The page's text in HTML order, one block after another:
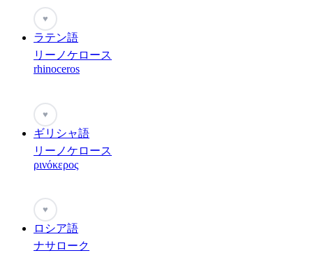
♥
ラテン語
リーノケロース
rhinoceros
♥
ギリシャ語
リーノケロース
ρινόκερος
♥
ロシア語
ナサローク